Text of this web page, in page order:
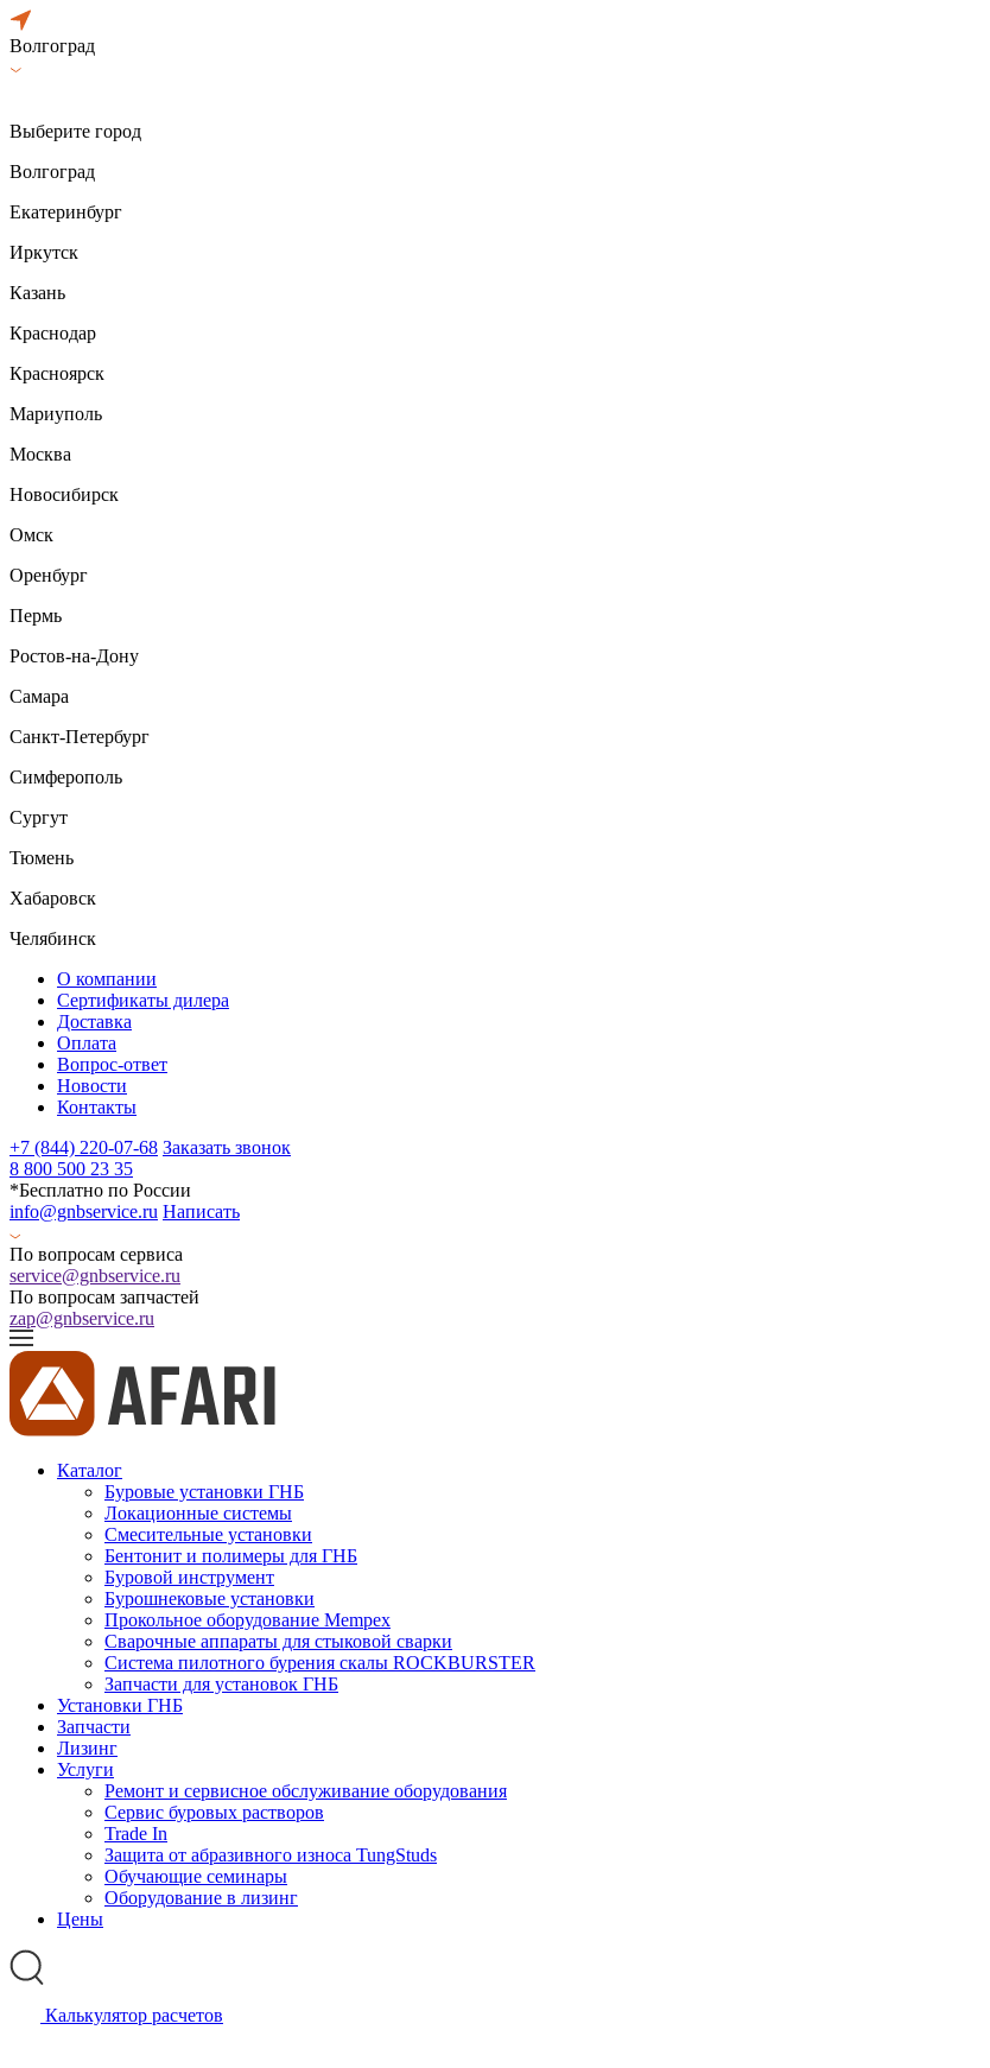
Волгоград
Выберите город
Волгоград
Екатеринбург
Иркутск
Казань
Краснодар
Красноярск
Мариуполь
Москва
Новосибирск
Омск
Оренбург
Пермь
Ростов-на-Дону
Самара
Санкт-Петербург
Симферополь
Сургут
Тюмень
Хабаровск
Челябинск
О компании
Сертификаты дилера
Доставка
Оплата
Вопрос-ответ
Новости
Контакты
+7 (844) 220-07-68 Заказать звонок
8 800 500 23 35
*Бесплатно по России
info@gnbservice.ru Написать
По вопросам сервиса
service@gnbservice.ru
По вопросам запчастей
zap@gnbservice.ru
Каталог
Буровые установки ГНБ
Локационные системы
Смесительные установки
Бентонит и полимеры для ГНБ
Буровой инструмент
Бурошнековые установки
Прокольное оборудование Mempex
Сварочные аппараты для стыковой сварки
Система пилотного бурения скалы ROCKBURSTER
Запчасти для установок ГНБ
Установки ГНБ
Запчасти
Лизинг
Услуги
Ремонт и сервисное обслуживание оборудования
Сервис буровых растворов
Trade In
Защита от абразивного износа TungStuds
Обучающие семинары
Оборудование в лизинг
Цены
Калькулятор расчетов